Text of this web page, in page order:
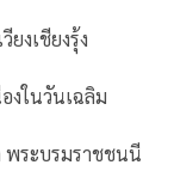
งเชียงรุ้ง
งในวันเฉลิม
พระบรมราชชนนี